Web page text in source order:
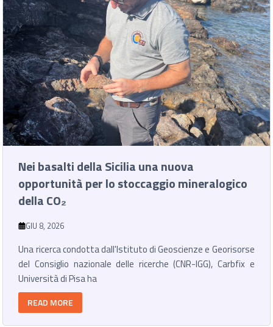
Nei basalti della Sicilia una nuova
opportunità per lo stoccaggio mineralogico
della CO₂
GIU 8, 2026
Una ricerca condotta dall'Istituto di Geoscienze e Georisorse
del Consiglio nazionale delle ricerche (CNR-IGG), Carbfix e
Università di Pisa ha
READ MORE